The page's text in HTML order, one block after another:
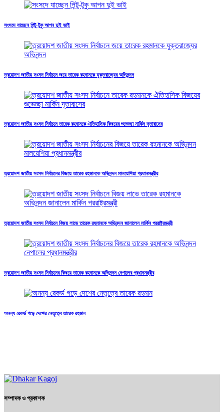
সংসদে যাচ্ছেন পিন্টু-টুকু আপন দুই ভাই
ত্রয়োদশ জাতীয় সংসদ নির্বাচনে জয়ে তারেক রহমানকে যুক্তরাজ্যের অভিনন্দন
ত্রয়োদশ জাতীয় সংসদ নির্বাচনে তারেক রহমানকে ঐতিহাসিক বিজয়ের শুভেচ্ছা মার্কিন দূতাবাসের
ত্রয়োদশ জাতীয় সংসদ নির্বাচনের বিজয়ে তারেক রহমানকে অভিনন্দন মালয়েশিয়া প্রধানমন্ত্রীর
ত্রয়োদশ জাতীয় সংসদ নির্বাচনে বিজয় লাভে তারেক রহমানকে অভিনন্দন জানালেন মার্কিন পররাষ্ট্রমন্ত্রী
ত্রয়োদশ জাতীয় সংসদ নির্বাচনের বিজয়ে তারেক রহমানকে অভিনন্দন নেপালের প্রধানমন্ত্রীর
অনন্য রেকর্ড গড়ে দেশের নেতৃত্বে তারেক রহমান
সম্পাদক ও প্রকাশক